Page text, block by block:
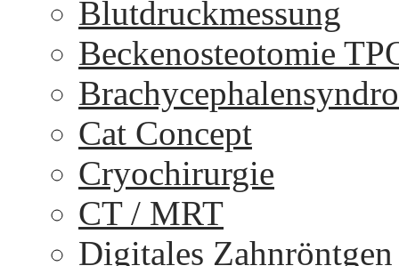
Blutdruckmessung
Beckenosteotomie
Cat Concept
Cryochirurgie
CT / MRT
Digitales Zahnröntgen